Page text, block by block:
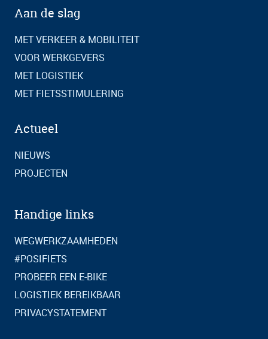
Aan de slag
MET VERKEER & MOBILITEIT
VOOR WERKGEVERS
MET LOGISTIEK
MET FIETSSTIMULERING
Actueel
NIEUWS
PROJECTEN
Handige links
WEGWERKZAAMHEDEN
#POSIFIETS
PROBEER EEN E-BIKE
LOGISTIEK BEREIKBAAR
PRIVACYSTATEMENT